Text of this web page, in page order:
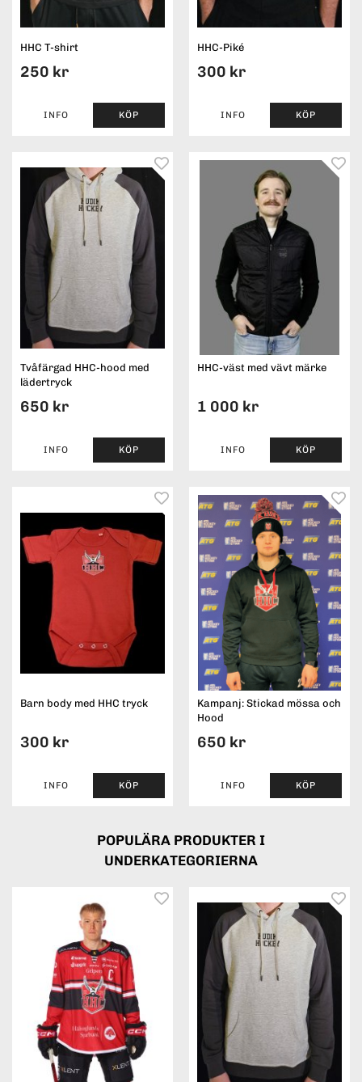
HHC T-shirt
250 kr
INFO KÖP
HHC-Piké
300 kr
INFO KÖP
Tvåfärgad HHC-hood med
lädertryck
650 kr
INFO KÖP
HHC-väst med vävt märke
1 000 kr
INFO KÖP
Barn body med HHC tryck
300 kr
INFO KÖP
Kampanj: Stickad mössa och
Hood
650 kr
INFO KÖP
POPULÄRA PRODUKTER I
UNDERKATEGORIERNA